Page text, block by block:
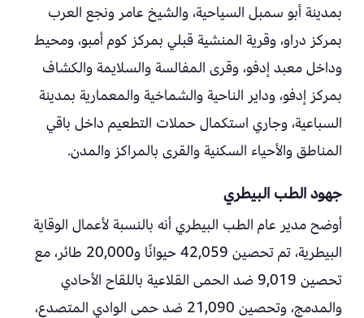
بمدينة أبو سمبل السياحية، والشيخ عامر ونجع العرب
بمركز دراو، وقرية المنشية قبلي بمركز كوم أمبو، ومحيط
وداخل معبد إدفو، وقرى المفالسة والسلايمة والكشاف
بمركز إدفو، وداير الناحية والشماخية والمعمارية بمدينة
السباعية، وجاري استكمال حملات التطعيم داخل باقي
المناطق والأحياء السكنية والقرى بالمراكز والمدن.
جهود الطب البيطري
أوضح مدير عام الطب البيطري أنه بالنسبة لأعمال الوقاية
البيطرية، تم تحصين 42,059 حيوانًا و20,000 طائر، مع
تحصين 9,019 ضد الحمى القلاعية باللقاح الأحادي
والمدمج، وتحصين 21,090 ضد حمى الوادي المتصدع،